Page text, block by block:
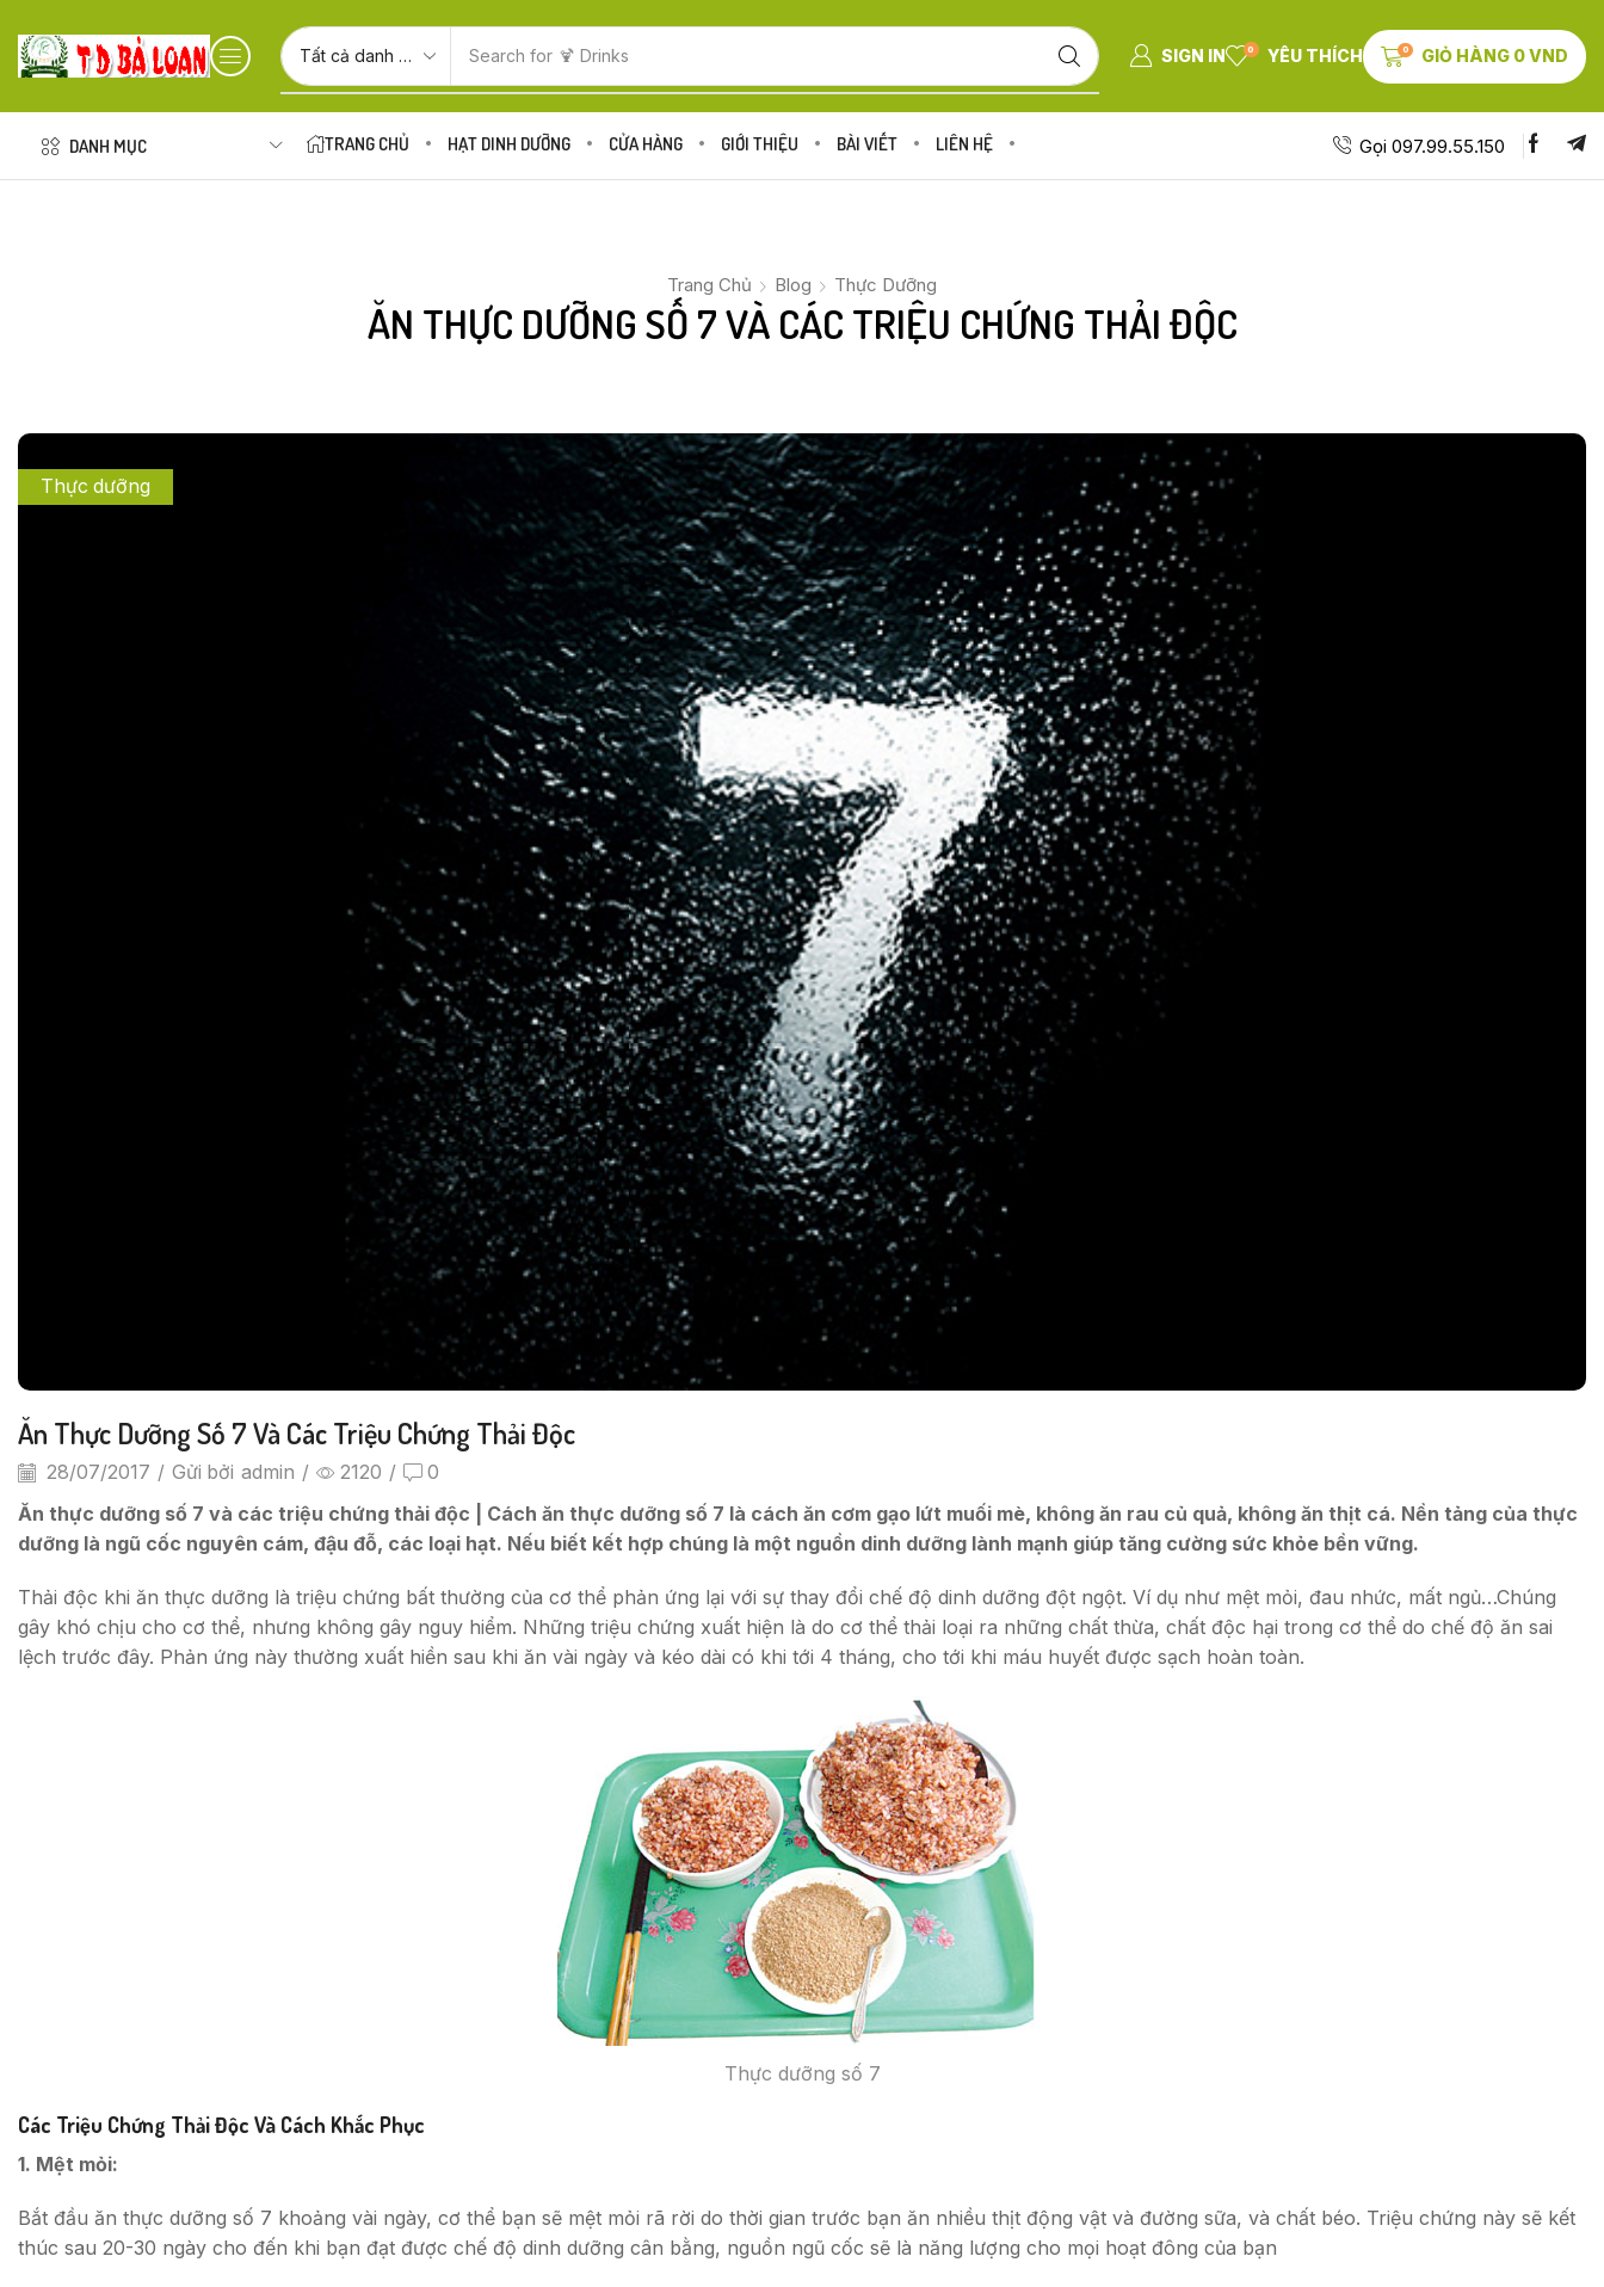
Search for 🍋 Fruits SIGN IN 0 YÊU THÍCH 0 GIỎ HÀNG 0VND
DANH MỤC TRANG CHỦ HẠT DINH DƯỠNG CỬA HÀNG GIỚI THIỆU BÀI VIẾT LIÊN HỆ Gọi 097.99.55.150
Trang Chủ Blog Thực Dưỡng
ĂN THỰC DƯỠNG SỐ 7 VÀ CÁC TRIỆU CHỨNG THẢI ĐỘC
Thực dưỡng
Ăn Thực Dưỡng Số 7 Và Các Triệu Chứng Thải Độc
28/07/2017 / Gửi bởi admin / 2120 / 0
Ăn thực dưỡng số 7 và các triệu chứng thải độc | Cách ăn thực dưỡng số 7 là cách ăn cơm gạo lứt muối mè, không ăn rau củ quả, không ăn thịt cá. Nền tảng của thực
dưỡng là ngũ cốc nguyên cám, đậu đỗ, các loại hạt. Nếu biết kết hợp chúng là một nguồn dinh dưỡng lành mạnh giúp tăng cường sức khỏe bền vững.
Thải độc khi ăn thực dưỡng là triệu chứng bất thường của cơ thể phản ứng lại với sự thay đổi chế độ dinh dưỡng đột ngột. Ví dụ như mệt mỏi, đau nhức, mất ngủ…Chúng
gây khó chịu cho cơ thể, nhưng không gây nguy hiểm. Những triệu chứng xuất hiện là do cơ thể thải loại ra những chất thừa, chất độc hại trong cơ thể do chế độ ăn sai
lệch trước đây. Phản ứng này thường xuất hiền sau khi ăn vài ngày và kéo dài có khi tới 4 tháng, cho tới khi máu huyết được sạch hoàn toàn.
Thực dưỡng số 7
Các Triệu Chứng Thải Độc Và Cách Khắc Phục
1. Mệt mỏi:
Bắt đầu ăn thực dưỡng số 7 khoảng vài ngày, cơ thể bạn sẽ mệt mỏi rã rời do thời gian trước bạn ăn nhiều thịt động vật và đường sữa, và chất béo. Triệu chứng này sẽ kết
thúc sau 20-30 ngày cho đến khi bạn đạt được chế độ dinh dưỡng cân bằng, nguồn ngũ cốc sẽ là năng lượng cho mọi hoạt đông của bạn